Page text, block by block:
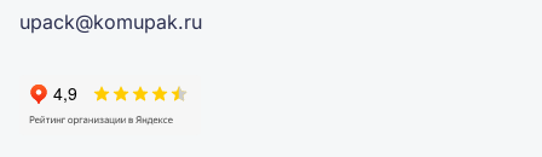
upack@komupak.ru